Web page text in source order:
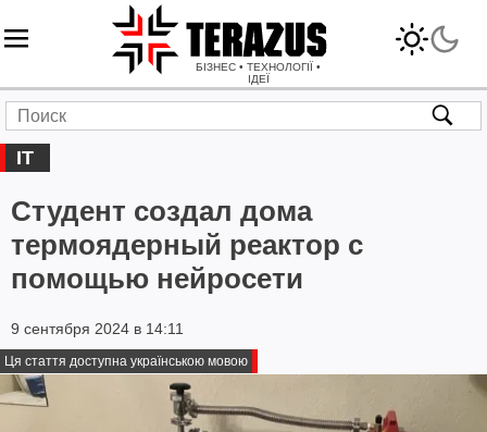
БІЗНЕС • ТЕХНОЛОГІЇ •
ІДЕЇ
IT
Студент создал дома
термоядерный реактор с
помощью нейросети
9 сентября 2024 в 14:11
Ця стаття доступна українською мовою